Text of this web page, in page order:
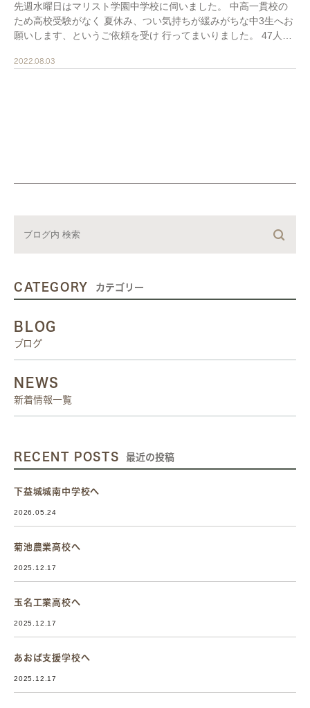
先週水曜日はマリスト学園中学校に伺いました。 中高一貫校の
ため高校受験がなく 夏休み、つい気持ちが緩みがちな中3生へお
願いします、というご依頼を受け 行ってまいりました。 47人の
2022.08.03
CATEGORY カテゴリー
BLOG
ブログ
NEWS
新着情報一覧
RECENT POSTS 最近の投稿
下益城城南中学校へ
2026.05.24
菊池農業高校へ
2025.12.17
玉名工業高校へ
2025.12.17
あおば支援学校へ
2025.12.17